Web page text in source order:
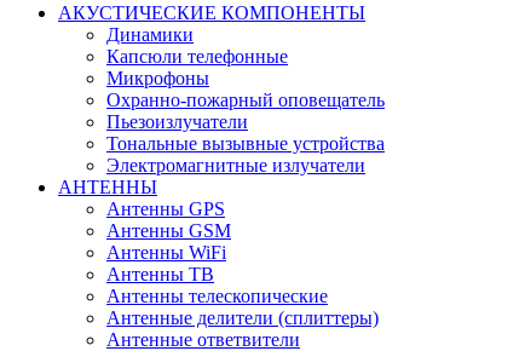
АКУСТИЧЕСКИЕ КОМПОНЕНТЫ
Динамики
Капсюли телефонные
Микрофоны
Охранно-пожарный оповещатель
Пьезоизлучатели
Тональные вызывные устройства
Электромагнитные излучатели
АНТЕННЫ
Антенны GPS
Антенны GSM
Антенны WiFi
Антенны ТВ
Антенны телескопические
Антенные делители (сплиттеры)
Антенные ответвители